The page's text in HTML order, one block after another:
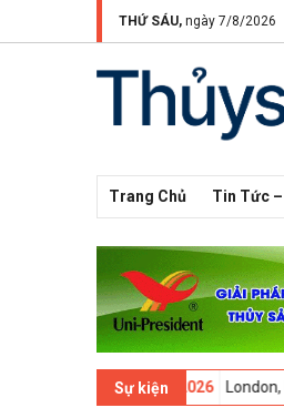
THỨ SÁU, ngày 7/8/2026
Trang Chủ Tin Tức –
Sự kiện
London, UK - Hội nghị